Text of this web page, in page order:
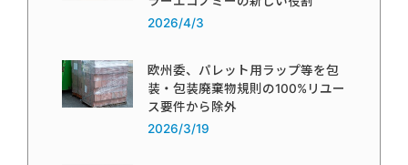
2026/4/3
欧州委、パレット用ラップ等を包
装・包装廃棄物規則の100%リユー
ス要件から除外
2026/3/19